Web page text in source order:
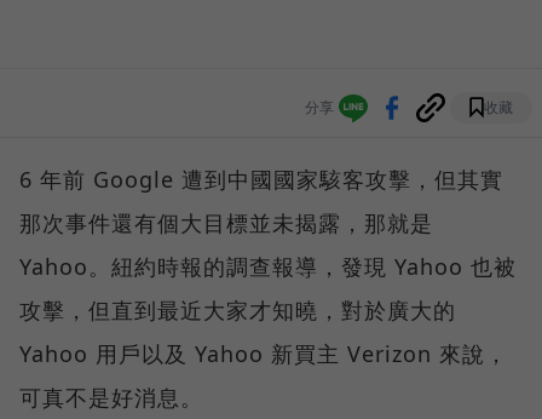
分享 收藏
6 年前 Google 遭到中國國家駭客攻擊，但其實
那次事件還有個大目標並未揭露，那就是
Yahoo。紐約時報的調查報導，發現 Yahoo 也被
攻擊，但直到最近大家才知曉，對於廣大的
Yahoo 用戶以及 Yahoo 新買主 Verizon 來說，
可真不是好消息。